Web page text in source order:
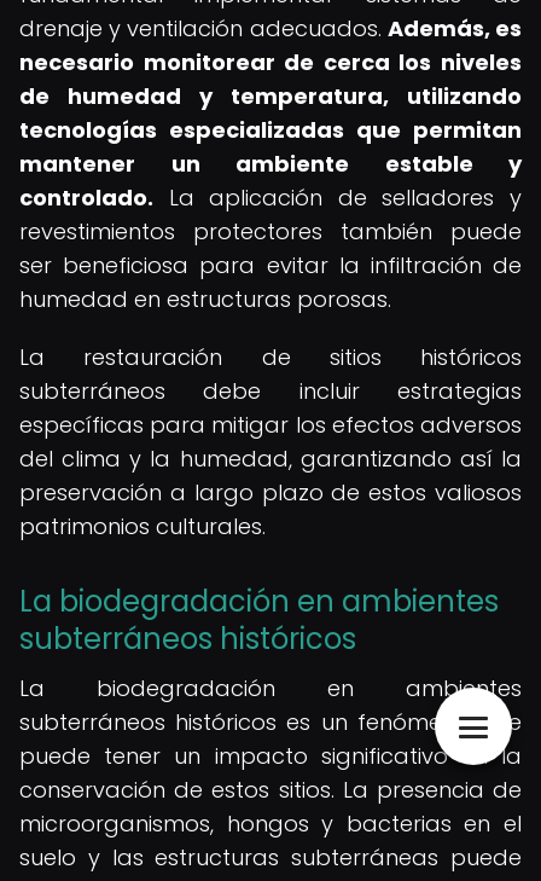
drenaje y ventilación adecuados. Además, es
necesario monitorear de cerca los niveles
de humedad y temperatura, utilizando
tecnologías especializadas que permitan
mantener un ambiente estable y
controlado. La aplicación de selladores y
revestimientos protectores también puede
ser beneficiosa para evitar la infiltración de
humedad en estructuras porosas.
La restauración de sitios históricos
subterráneos debe incluir estrategias
específicas para mitigar los efectos adversos
del clima y la humedad, garantizando así la
preservación a largo plazo de estos valiosos
patrimonios culturales.
La biodegradación en ambientes
subterráneos históricos
La biodegradación en ambientes
subterráneos históricos es un fenómeno que
puede tener un impacto significativo en la
conservación de estos sitios. La presencia de
microorganismos, hongos y bacterias en el
suelo y las estructuras subterráneas puede